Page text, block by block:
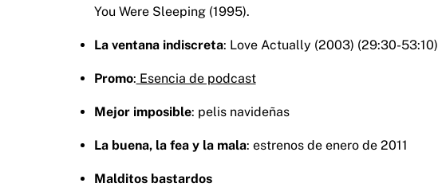
You Were Sleeping (1995).
La ventana indiscreta: Love Actually (2003) (29:30-53:10)
Promo: Esencia de podcast
Mejor imposible: pelis navideñas
La buena, la fea y la mala: estrenos de enero de 2011
Malditos bastardos